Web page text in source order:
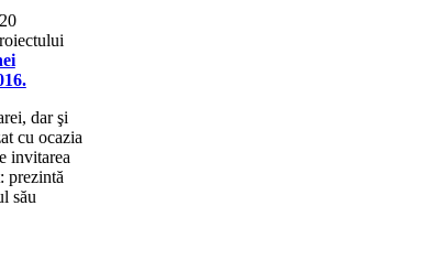
dar şi
cu ocazia
invitarea
prezintă
său